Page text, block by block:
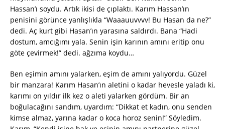
Hassan’ı soydu. Artık ikisi de çıplaktı. Karım Hassan’ın
penisini görünce yanlışlıkla “Waaauuvvvv! Bu Hasan da ne?”
dedi. Aç kurt gibi Hasan’ın yarasına saldırdı. Bana “Hadi
dostum, amcığımı yala. Senin işin karının amını eritip onu
göte çevirmek!” dedi. ağzıma koydu…
Ben eşimin amını yalarken, eşim de amını yalıyordu. Güzel
bir manzara! Karım Hasan’ın aletini o kadar hevesle yaladı ki,
karımı on yıldır ilk kez o aleti yalarken gördüm. Bir an
boğulacağını sandım, uyardım: “Dikkat et kadın, onu senden
kimse almaz, yarına kadar o koca horoz senin!” Söyledim.